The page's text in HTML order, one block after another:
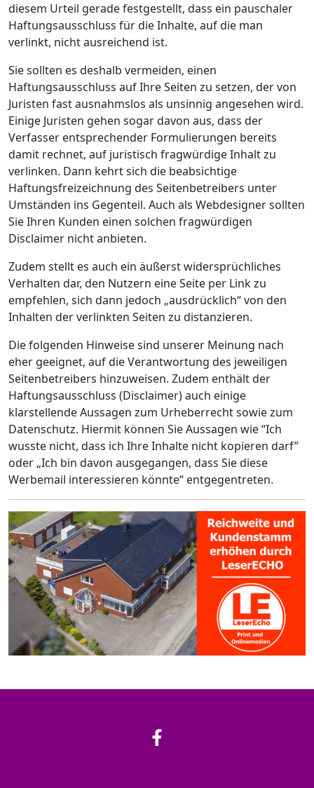
diesem Urteil gerade festgestellt, dass ein pauschaler
Haftungsausschluss für die Inhalte, auf die man
verlinkt, nicht ausreichend ist.
Sie sollten es deshalb vermeiden, einen
Haftungsausschluss auf Ihre Seiten zu setzen, der von
Juristen fast ausnahmslos als unsinnig angesehen wird.
Einige Juristen gehen sogar davon aus, dass der
Verfasser entsprechender Formulierungen bereits
damit rechnet, auf juristisch fragwürdige Inhalt zu
verlinken. Dann kehrt sich die beabsichtige
Haftungsfreizeichnung des Seitenbetreibers unter
Umständen ins Gegenteil. Auch als Webdesigner sollten
Sie Ihren Kunden einen solchen fragwürdigen
Disclaimer nicht anbieten.
Zudem stellt es auch ein äußerst widersprüchliches
Verhalten dar, den Nutzern eine Seite per Link zu
empfehlen, sich dann jedoch „ausdrücklich“ von den
Inhalten der verlinkten Seiten zu distanzieren.
Die folgenden Hinweise sind unserer Meinung nach
eher geeignet, auf die Verantwortung des jeweiligen
Seitenbetreibers hinzuweisen. Zudem enthält der
Haftungsausschluss (Disclaimer) auch einige
klarstellende Aussagen zum Urheberrecht sowie zum
Datenschutz. Hiermit können Sie Aussagen wie “Ich
wusste nicht, dass ich Ihre Inhalte nicht kopieren darf”
oder „Ich bin davon ausgegangen, dass Sie diese
Werbemail interessieren könnte“ entgegentreten.